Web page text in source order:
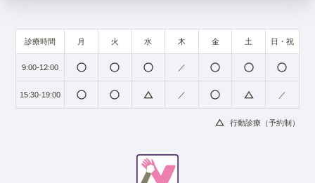
診療時間 月 火 水 木 金 土 日・祝
9:00-12:00 radio_button_unchecked radio_button_unchecked radio_button_unchecked ／ radio_button_unchecked radio_button_unchecked radio_button_unchecked
15:30-19:00 radio_button_unchecked radio_button_unchecked change_history ／ radio_button_unchecked change_history ／
change_history 行動診療（予約制）